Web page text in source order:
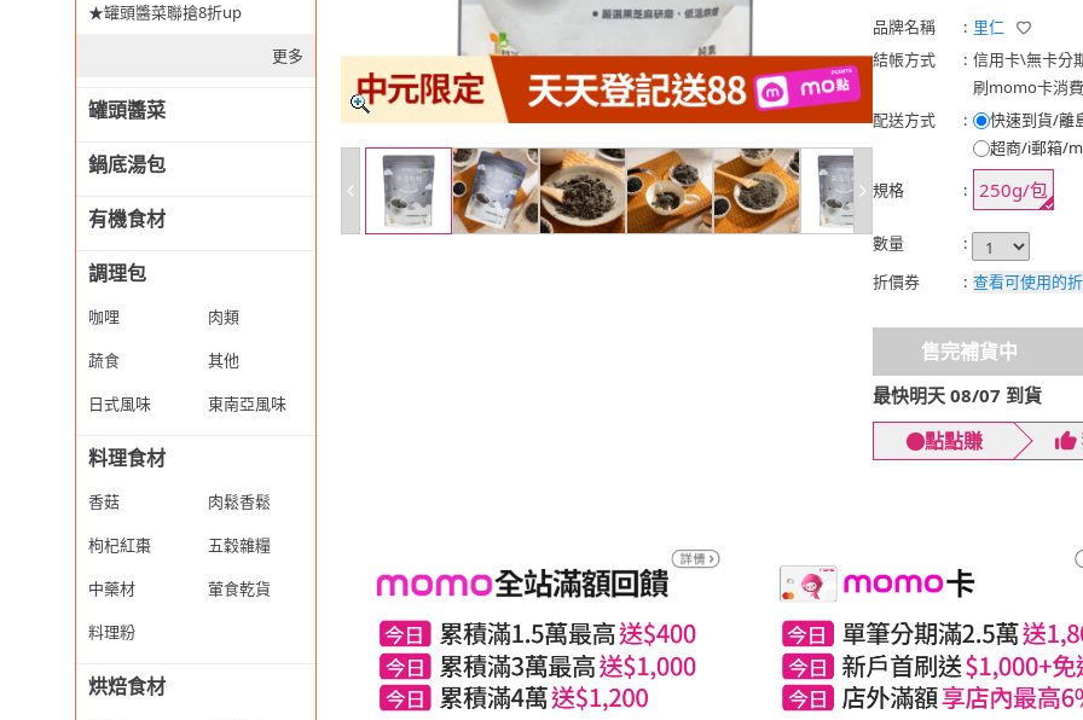
★罐頭醬菜聯搶8折up
更多
罐頭醬菜
鍋底湯包
有機食材
調理包
咖哩
肉類
蔬食
其他
日式風味
東南亞風味
料理食材
香菇
肉鬆香鬆
枸杞紅棗
五穀雜糧
中藥材
葷食乾貨
料理粉
烘焙食材
品牌名稱 : 里仁
結帳方式
: 信用卡\無卡分
刷momo卡消
配送方式
:
快速到貨/離
超商/i郵箱/
規格
: 250g/包
數量
:
折價券
: 查看可使用的
售完補貨中
最快明天 08/07 到貨
點點賺